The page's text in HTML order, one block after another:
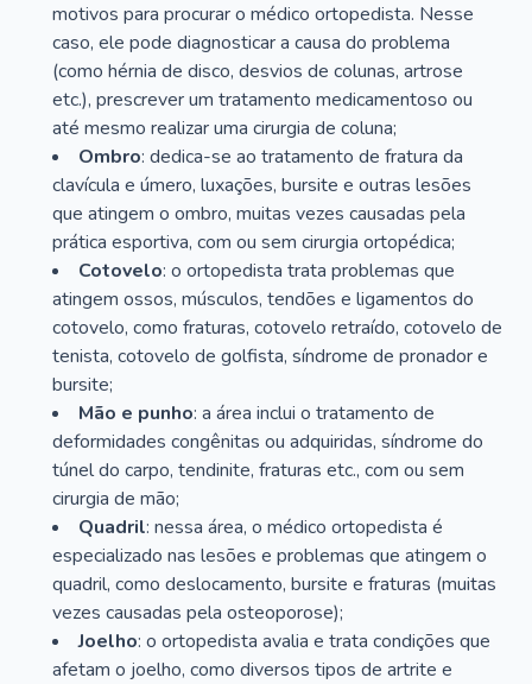
motivos para procurar o médico ortopedista. Nesse
caso, ele pode diagnosticar a causa do problema
(como hérnia de disco, desvios de colunas, artrose
etc.), prescrever um tratamento medicamentoso ou
até mesmo realizar uma cirurgia de coluna;
Ombro: dedica-se ao tratamento de fratura da
clavícula e úmero, luxações, bursite e outras lesões
que atingem o ombro, muitas vezes causadas pela
prática esportiva, com ou sem cirurgia ortopédica;
Cotovelo: o ortopedista trata problemas que
atingem ossos, músculos, tendões e ligamentos do
cotovelo, como fraturas, cotovelo retraído, cotovelo de
tenista, cotovelo de golfista, síndrome de pronador e
bursite;
Mão e punho: a área inclui o tratamento de
deformidades congênitas ou adquiridas, síndrome do
túnel do carpo, tendinite, fraturas etc., com ou sem
cirurgia de mão;
Quadril: nessa área, o médico ortopedista é
especializado nas lesões e problemas que atingem o
quadril, como deslocamento, bursite e fraturas (muitas
vezes causadas pela osteoporose);
Joelho: o ortopedista avalia e trata condições que
afetam o joelho, como diversos tipos de artrite e